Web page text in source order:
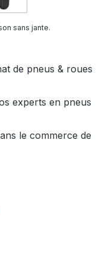
sans jante.
de pneus & roues
experts en pneus
le commerce de